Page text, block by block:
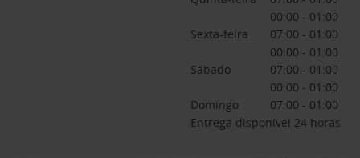
00:00 - 01:00
Sexta-feira
07:00 - 01:00
00:00 - 01:00
Sábado
07:00 - 01:00
00:00 - 01:00
Domingo
07:00 - 01:00
Entrega disponível 24 horas